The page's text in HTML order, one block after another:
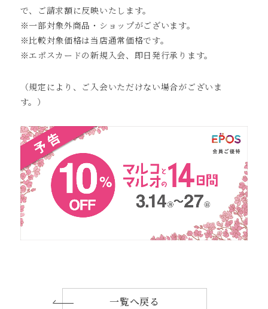
で、ご請求額に反映いたします。
※一部対象外商品・ショップがございます。
※比較対象価格は当店通常価格です。
※エポスカードの新規入会、即日発行承ります。
（規定により、ご入会いただけない場合がございま
す。）
一覧へ戻る